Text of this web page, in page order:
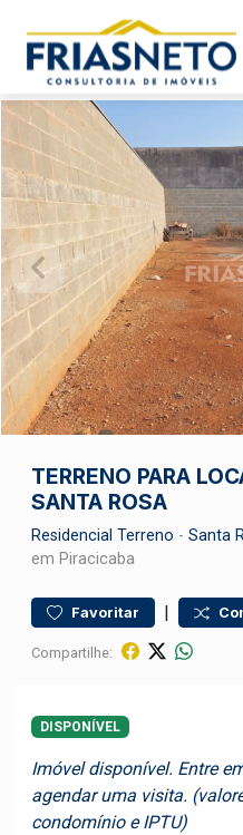
TERRENO PARA
SANTA ROSA
Residencial Terreno - Santa
em Piracicaba
Favoritar |
Compartilhe:
DISPONÍVEL
Imóvel disponível. Entre
agendar uma visita.
condomínio e IPTU)